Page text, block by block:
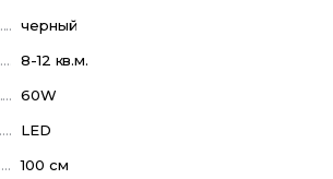
черный
8-12 кв.м.
60W
LED
100 см